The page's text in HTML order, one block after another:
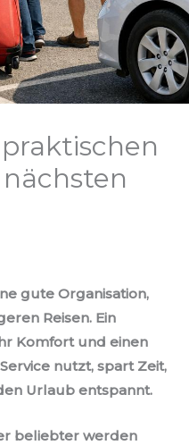
gute Organisation,
Reisen. Ein
Komfort und einen
nutzt, spart Zeit,
Urlaub entspannt.
beliebter werden